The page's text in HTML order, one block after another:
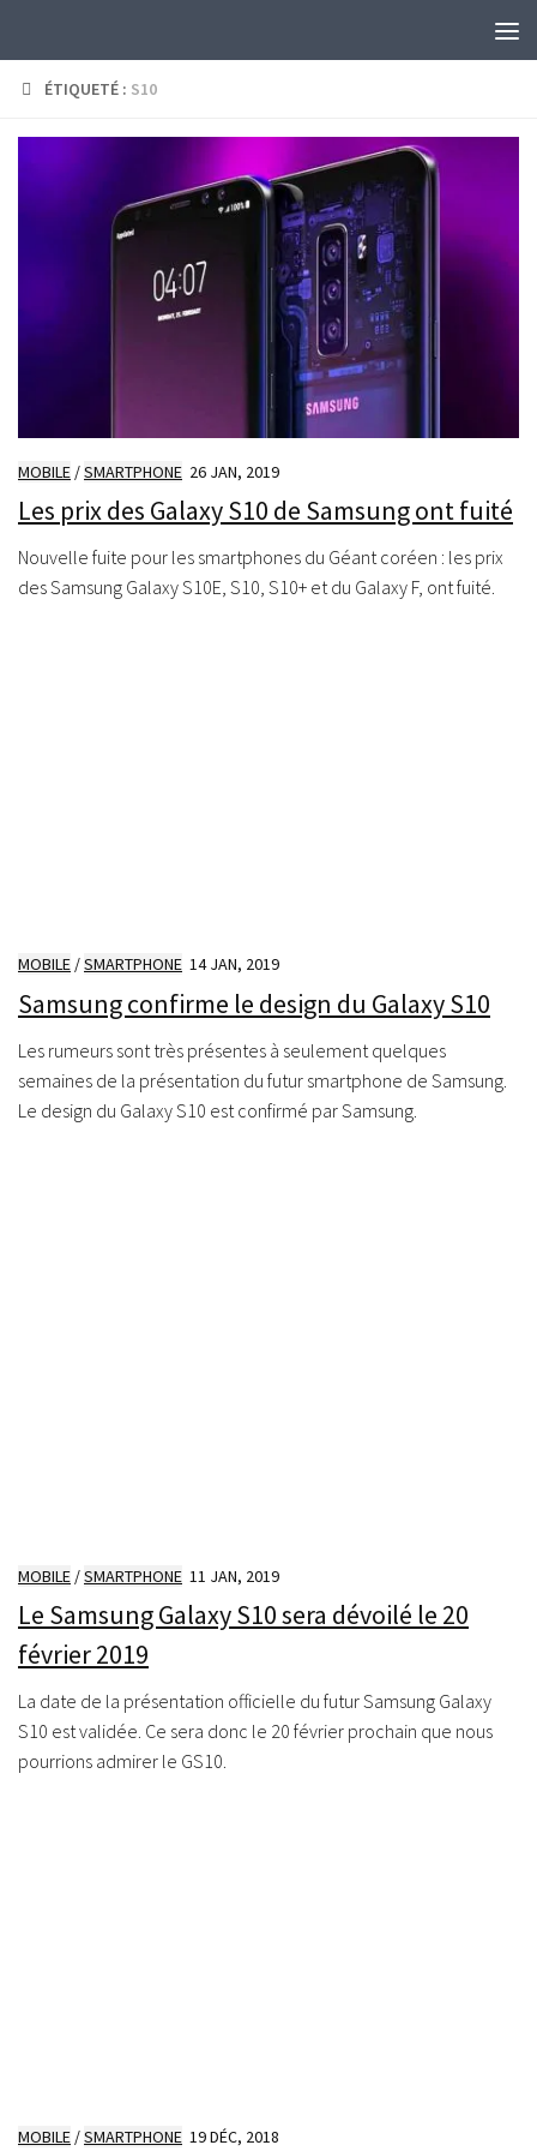
ÉTIQUETÉ : S10
MOBILE /SMARTPHONE 26 JAN, 2019
Les prix des Galaxy S10 de Samsung ont fuité
Nouvelle fuite pour les smartphones du Géant coréen : les prix
des Samsung Galaxy S10E, S10, S10+ et du Galaxy F, ont fuité.
MOBILE /SMARTPHONE 14 JAN, 2019
Samsung confirme le design du Galaxy S10
Les rumeurs sont très présentes à seulement quelques
semaines de la présentation du futur smartphone de Samsung.
Le design du Galaxy S10 est confirmé par Samsung.
MOBILE /SMARTPHONE 11 JAN, 2019
Le Samsung Galaxy S10 sera dévoilé le 20
février 2019
La date de la présentation officielle du futur Samsung Galaxy
S10 est validée. Ce sera donc le 20 février prochain que nous
pourrions admirer le GS10.
MOBILE /SMARTPHONE 19 DÉC, 2018